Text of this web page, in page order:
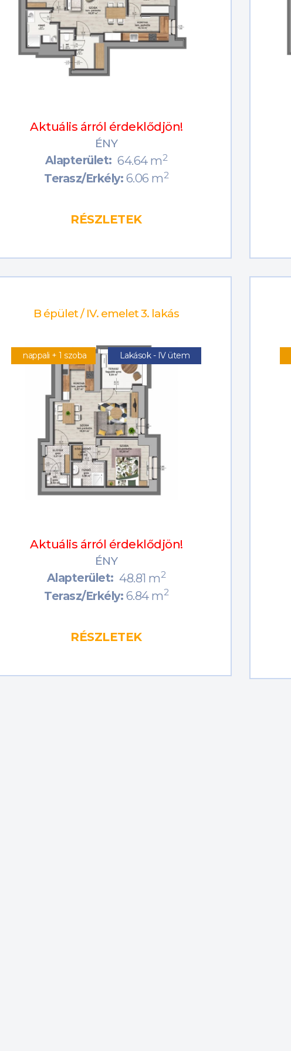
Aktuális árról érdeklődjön!
ÉNY
Alapterület: 64.64 m2
Terasz/Erkély: 6.06 m2
RÉSZLETEK
B épület / IV. emelet 3. lakás
nappali + 1 szoba Lakások - IV ütem
Aktuális árról érdeklődjön!
ÉNY
Alapterület: 48.81 m2
Terasz/Erkély: 6.84 m2
RÉSZLETEK